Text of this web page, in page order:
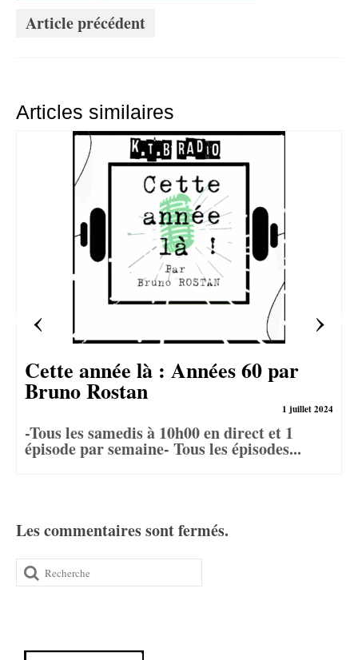
Article précédent
Articles similaires
Cette année là : Années 60 par
Bruno Rostan
1 juillet 2024
-Tous les samedis à 10h00 en direct et 1
épisode par semaine- Tous les épisodes...
Les commentaires sont fermés.
Rechercher
: